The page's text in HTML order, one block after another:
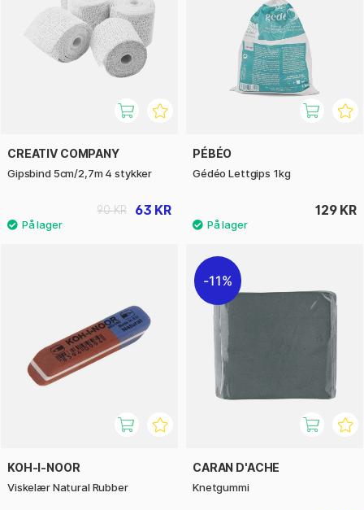
CREATIV COMPANY
Gipsbind 5cm/2,7m 4 stykker
63 KR
90 KR
PÉBÉO
Gédéo Lettgips 1kg
129 KR
KOH-I-NOOR
Viskelær Natural Rubber
11%
CARAN D'ACHE
Knetgummi